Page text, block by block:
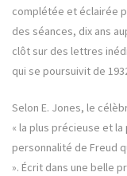
complétée et éclairée
des séances, dix ans
clôt sur des lettres
qui se poursuivit de
Selon E. Jones, le
« la plus précieuse et
personnalité de Freud
». Écrit dans une belle